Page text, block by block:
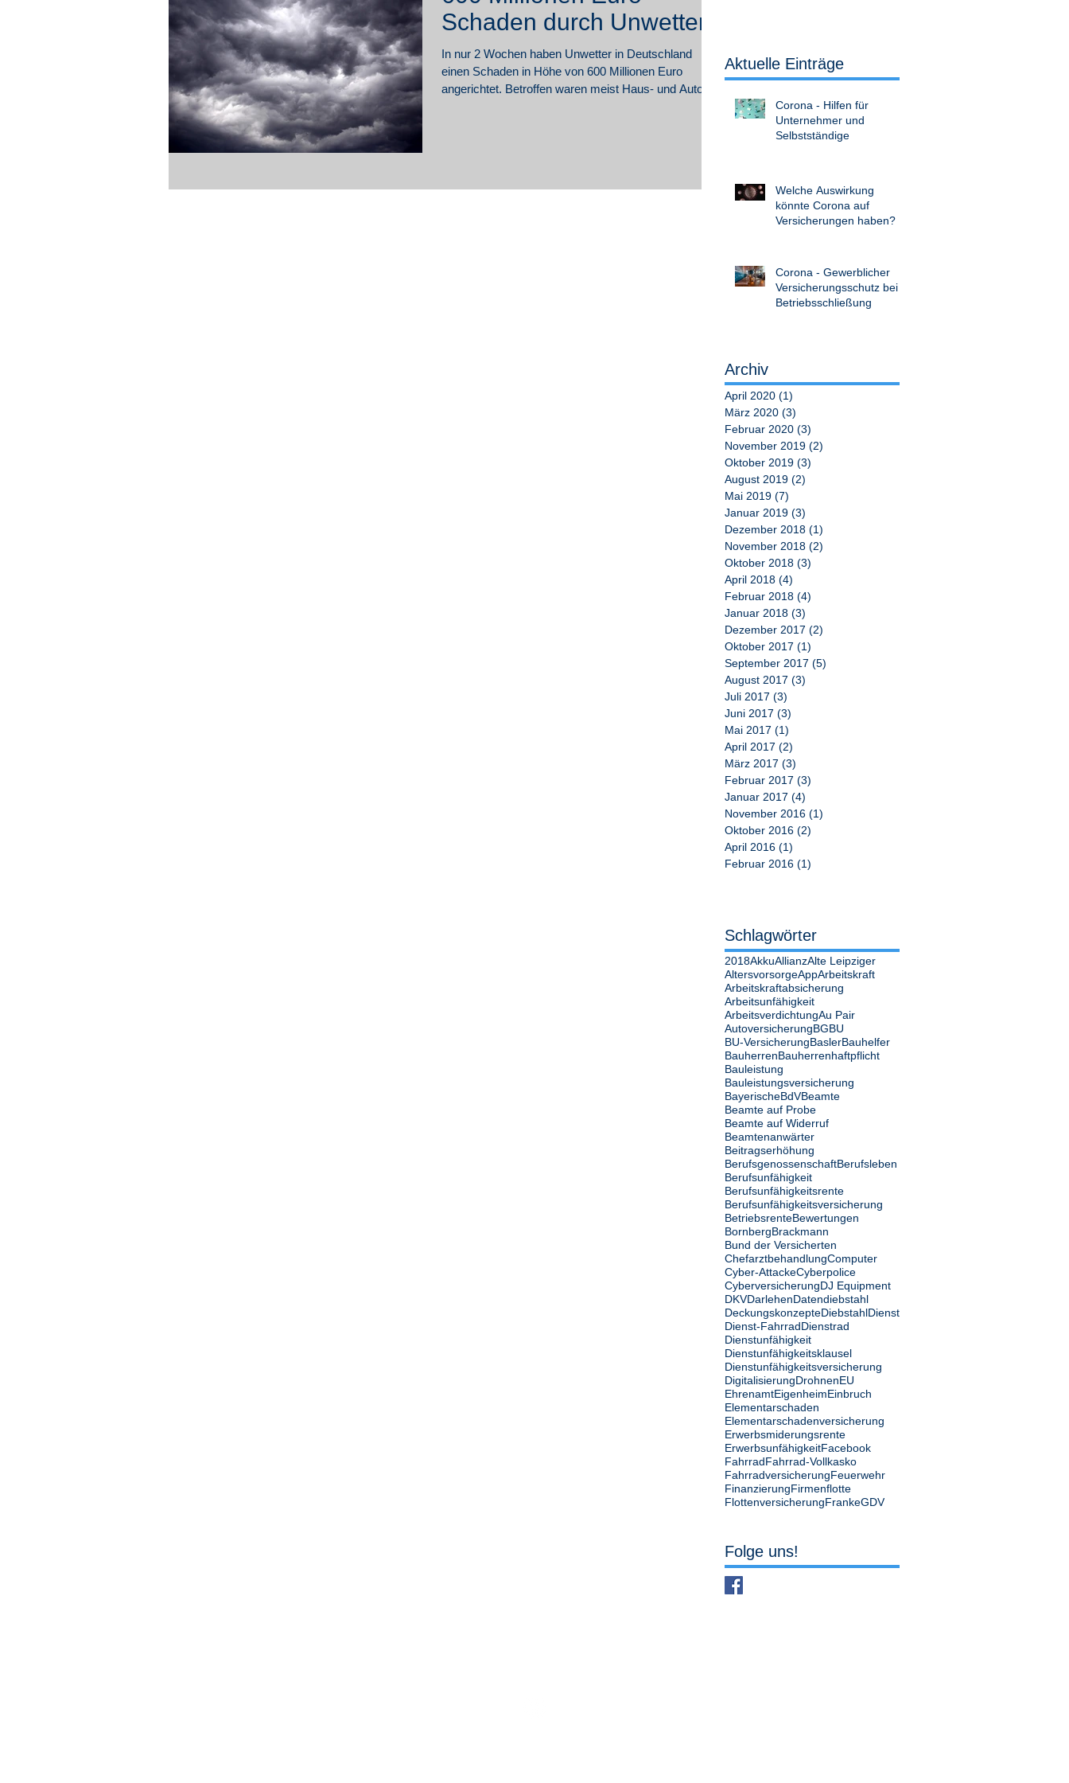
Schaden durch Unwetter
In nur 2 Wochen haben Unwetter in Deutschland
einen Schaden in Höhe von 600 Millionen Euro
angerichtet. Betroffen waren meist Haus- und Auto
Aktuelle Einträge
Corona - Hilfen für
Unternehmer und
Selbstständige
Welche Auswirkung
könnte Corona auf
Versicherungen haben?
Corona - Gewerblicher
Versicherungsschutz bei
Betriebsschließung
Archiv
April 2020 (1)
März 2020 (3)
Februar 2020 (3)
November 2019 (2)
Oktober 2019 (3)
August 2019 (2)
Mai 2019 (7)
Januar 2019 (3)
Dezember 2018 (1)
November 2018 (2)
Oktober 2018 (3)
April 2018 (4)
Februar 2018 (4)
Januar 2018 (3)
Dezember 2017 (2)
Oktober 2017 (1)
September 2017 (5)
August 2017 (3)
Juli 2017 (3)
Juni 2017 (3)
Mai 2017 (1)
April 2017 (2)
März 2017 (3)
Februar 2017 (3)
Januar 2017 (4)
November 2016 (1)
Oktober 2016 (2)
April 2016 (1)
Februar 2016 (1)
Schlagwörter
2018AkkuAllianzAlte Leipziger
AltersvorsorgeAppArbeitskraft
Arbeitskraftabsicherung
Arbeitsunfähigkeit
ArbeitsverdichtungAu Pair
AutoversicherungBGBU
BU-VersicherungBaslerBauhelfer
BauherrenBauherrenhaftpflicht
Bauleistung
Bauleistungsversicherung
BayerischeBdVBeamte
Beamte auf Probe
Beamte auf Widerruf
Beamtenanwärter
Beitragserhöhung
BerufsgenossenschaftBerufsleben
Berufsunfähigkeit
Berufsunfähigkeitsrente
Berufsunfähigkeitsversicherung
BetriebsrenteBewertungen
BornbergBrackmann
Bund der Versicherten
ChefarztbehandlungComputer
Cyber-AttackeCyberpolice
CyberversicherungDJ Equipment
DKVDarlehenDatendiebstahl
DeckungskonzepteDiebstahlDienst
Dienst-FahrradDienstrad
Dienstunfähigkeit
Dienstunfähigkeitsklausel
Dienstunfähigkeitsversicherung
DigitalisierungDrohnenEU
EhrenamtEigenheimEinbruch
Elementarschaden
Elementarschadenversicherung
Erwerbsmiderungsrente
ErwerbsunfähigkeitFacebook
FahrradFahrrad-Vollkasko
FahrradversicherungFeuerwehr
FinanzierungFirmenflotte
FlottenversicherungFrankeGDV
Folge uns!